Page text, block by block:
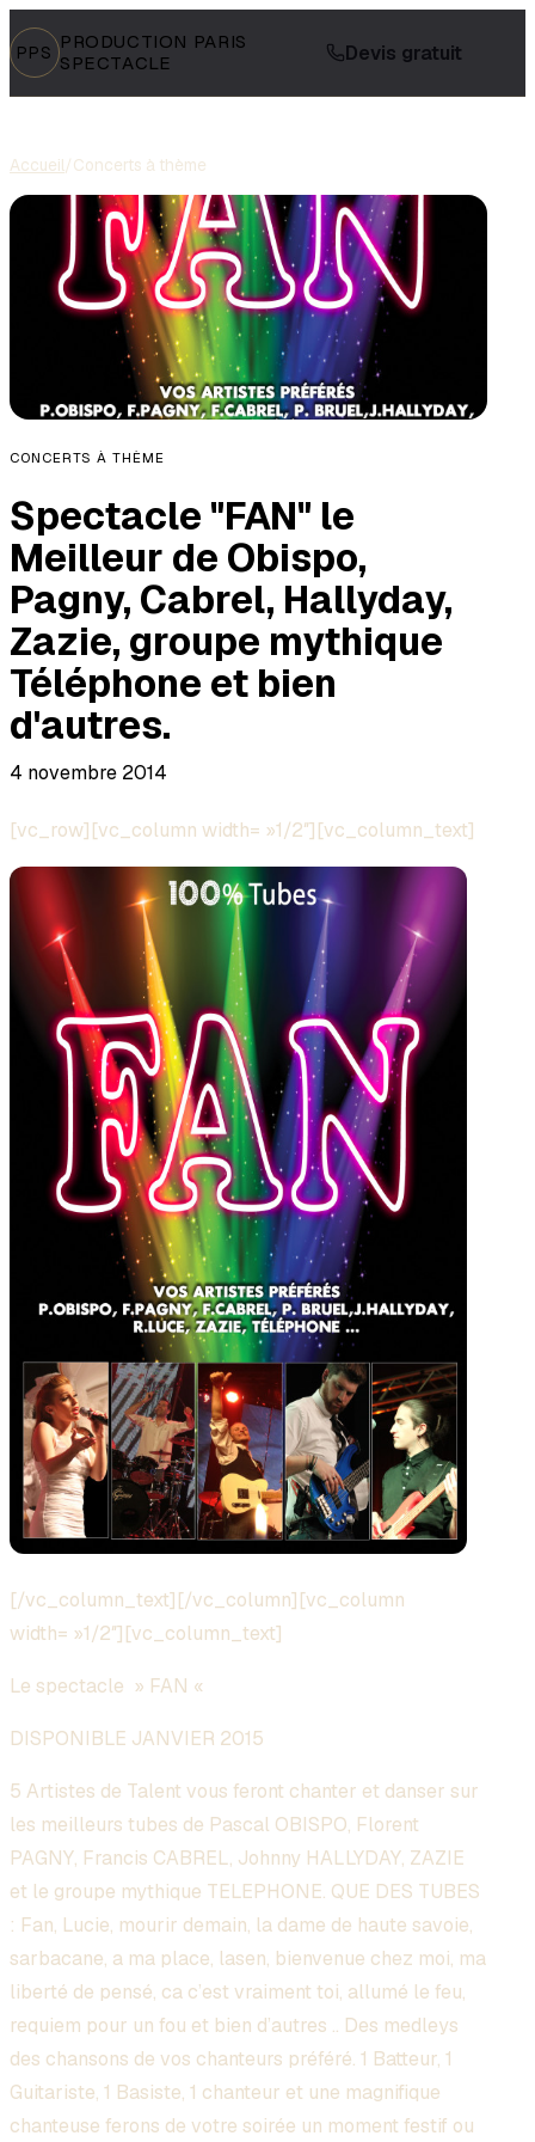
PPS PRODUCTION PARIS
SPECTACLE
Devis gratuit
Accueil/Concerts à thème
CONCERTS À THÈME
Spectacle "FAN" le
Meilleur de Obispo,
Pagny, Cabrel, Hallyday,
Zazie, groupe mythique
Téléphone et bien
d'autres.
4 novembre 2014
[vc_row][vc_column width= »1/2″][vc_column_text]
[/vc_column_text][/vc_column][vc_column
width= »1/2″][vc_column_text]
Le spectacle » FAN «
DISPONIBLE JANVIER 2015
5 Artistes de Talent vous feront chanter et danser sur
les meilleurs tubes de Pascal OBISPO, Florent
PAGNY, Francis CABREL, Johnny HALLYDAY, ZAZIE
et le groupe mythique TELEPHONE. QUE DES TUBES
: Fan, Lucie, mourir demain, la dame de haute savoie,
sarbacane, a ma place, lasen, bienvenue chez moi, ma
liberté de pensé, ca c’est vraiment toi, allumé le feu,
requiem pour un fou et bien d’autres .. Des medleys
des chansons de vos chanteurs préféré. 1 Batteur, 1
Guitariste, 1 Basiste, 1 chanteur et une magnifique
chanteuse ferons de votre soirée un moment festif ou